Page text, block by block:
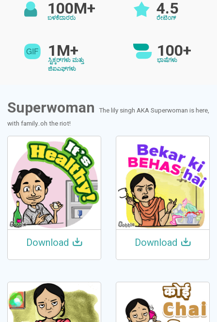
100M+
ಬಳಕೆದಾರರು
4.5
ರೇಟಿಂಗ್
1M+
ಸ್ಟಿಕ್ಕರ್‌ಗಳು ಮತ್ತು
ಜಿಐಎಫ್‌ಗಳು
100+
ಭಾಷೆಗಳು
Superwoman
The lily singh AKA Superwoman is here,
with family..oh the riot!
Download Download